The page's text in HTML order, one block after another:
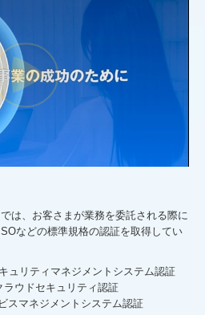
は、お客さまが業務を委託される際に
などの標準規格の認証を取得してい
ュリティマネジメントシステム認証
ラウドセキュリティ認証
スマネジメントシステム認証